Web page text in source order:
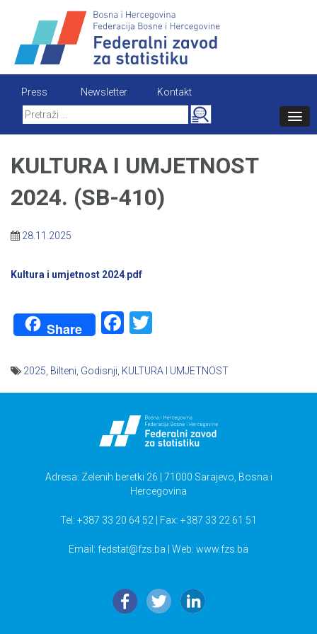
content
Press Newsletter
Kontakt
Search
for:
KULTURA I UMJETNOST
2024. (SB-410)
28.11.2025
Kultura i umjetnost 2024 pdf
Share Facebook
2025 Bilteni Godisnji KULTURA I UMJETNOST
Adresa: Zelenih beretki 26 | 71000 Sarajevo, Bosna i
Hercegovina
Tel: +387 33 20 64 52 | Fax: +387 33 22 61 51
Email: fedstat@fzs.ba | Web: www.fzs.ba